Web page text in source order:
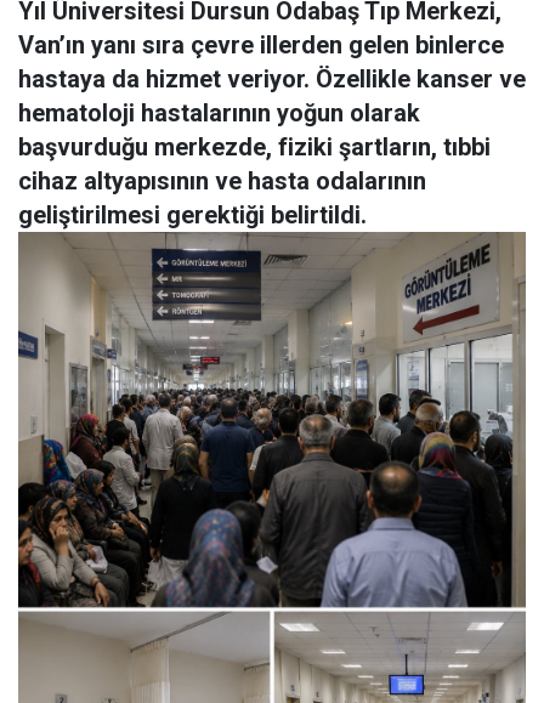
Yıl Üniversitesi Dursun Odabaş Tıp Merkezi,
Van’ın yanı sıra çevre illerden gelen binlerce
hastaya da hizmet veriyor. Özellikle kanser ve
hematoloji hastalarının yoğun olarak
başvurduğu merkezde, fiziki şartların, tıbbi
cihaz altyapısının ve hasta odalarının
geliştirilmesi gerektiği belirtildi.